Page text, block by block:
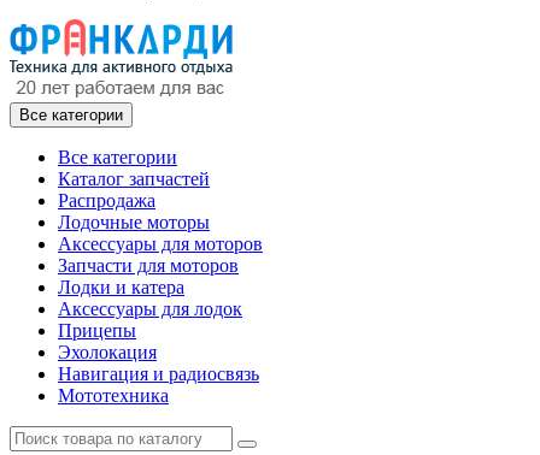
Все категории
Все категории
Каталог запчастей
Распродажа
Лодочные моторы
Аксессуары для моторов
Запчасти для моторов
Лодки и катера
Аксессуары для лодок
Прицепы
Эхолокация
Навигация и радиосвязь
Мототехника